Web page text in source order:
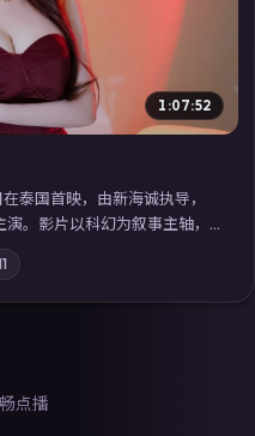
1:07:52
泰国首映，由新海诚执导，
。影片以科幻为叙事主轴，
摄影与配乐强化地域气质；
视剧在线看」延展检索同类
验。
点播